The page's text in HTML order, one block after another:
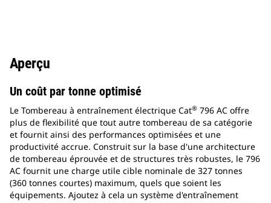
Aperçu
Un coût par tonne optimisé
Le Tombereau à entraînement électrique Cat® 796 AC offre
plus de flexibilité que tout autre tombereau de sa catégorie
et fournit ainsi des performances optimisées et une
productivité accrue. Construit sur la base d'une architecture
de tombereau éprouvée et de structures très robustes, le 796
AC fournit une charge utile cible nominale de 327 tonnes
(360 tonnes courtes) maximum, quels que soient les
équipements. Ajoutez à cela un système d'entraînement